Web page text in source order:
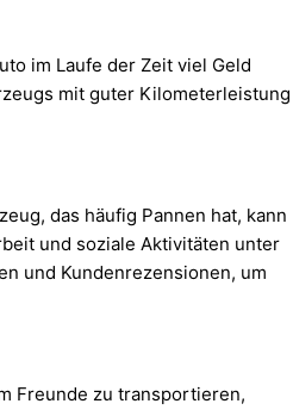
im Laufe der Zeit viel Geld
mit guter Kilometerleistung
das häufig Pannen hat, kann
und soziale Aktivitäten unter
und Kundenrezensionen, um
Freunde zu transportieren,